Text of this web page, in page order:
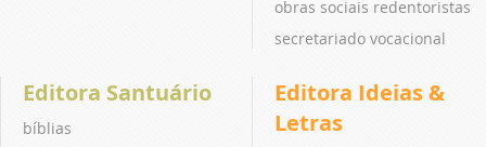
obras sociais redentoristas
secretariado vocacional
Editora Santuário
bíblias
Editora Ideias &
Letras